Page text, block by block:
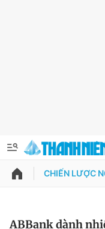
QUẢNG CÁO
Thông tin tài
CHIẾN LƯỢC
ABBank dành